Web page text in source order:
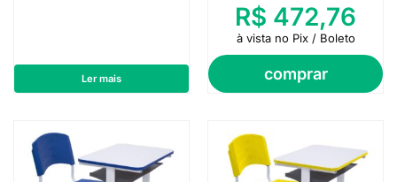
Ler mais comprar
R$ 472,76
à vista no Pix / Boleto